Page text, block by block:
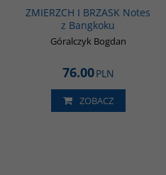
ZMIERZCH I BRZASK Notes
z Bangkoku
Góralczyk Bogdan
76.00PLN
ZOBACZ